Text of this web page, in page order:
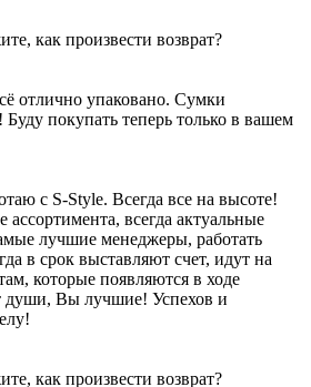
как произвести возврат?
отлично упаковано. Сумки
Буду покупать теперь только в вашем
с S-Style. Всегда все на высоте!
всегда актуальные
лучшие менеджеры, работать
в срок выставляют счет, идут на
которые появляются в ходе
души, Вы лучшие! Успехов и
как произвести возврат?